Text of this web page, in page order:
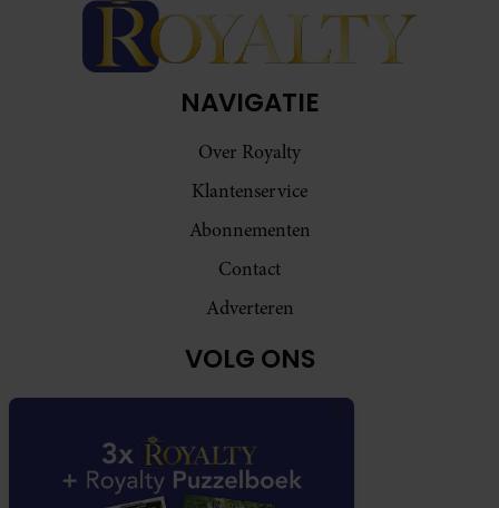
NAVIGATIE
Over Royalty
Klantenservice
Abonnementen
Contact
Adverteren
VOLG ONS